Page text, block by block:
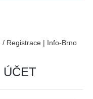
Registrace | Info-Brno
ÚČET